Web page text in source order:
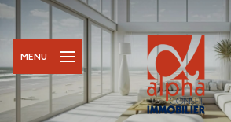
MENU